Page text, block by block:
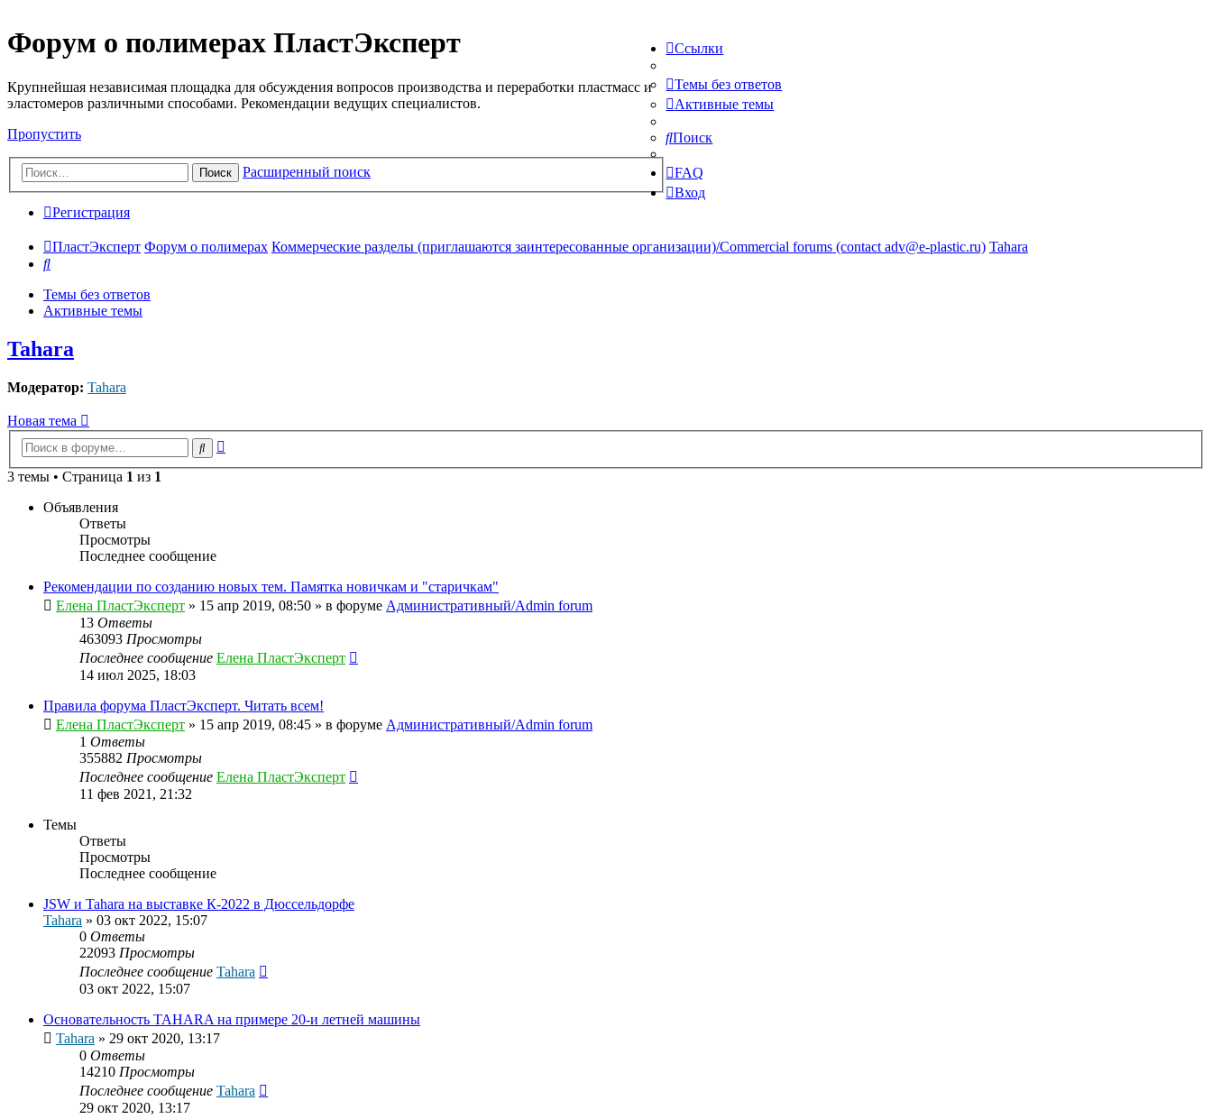
Форум о полимерах ПластЭксперт
Крупнейшая независимая площадка для обсуждения вопросов производства и переработки пластмасс и
эластомеров различными способами. Рекомендации ведущих специалистов.
Пропустить
Поиск Расширенный поиск
Ссылки
Темы без ответов
Активные темы
Поиск
FAQ
Вход
Регистрация
ПластЭксперт Форум о полимерах Коммерческие разделы (приглашаются заинтересованные организации)/Commercial forums (contact adv@e-plastic.ru) Tahara
Поиск
Темы без ответов
Активные темы
Tahara
Модератор: Tahara
Новая тема
Поиск
3 темы • Страница 1 из 1
Объявления
Ответы
Просмотры
Последнее сообщение
Рекомендации по созданию новых тем. Памятка новичкам и "старичкам"
Елена ПластЭксперт » 15 апр 2019, 08:50 » в форуме Административный/Admin forum
13 Ответы
463093 Просмотры
Последнее сообщение Елена ПластЭксперт
14 июл 2025, 18:03
Правила форума ПластЭксперт. Читать всем!
Елена ПластЭксперт » 15 апр 2019, 08:45 » в форуме Административный/Admin forum
1 Ответы
355882 Просмотры
Последнее сообщение Елена ПластЭксперт
11 фев 2021, 21:32
Темы
Ответы
Просмотры
Последнее сообщение
JSW и Tahara на выставке К-2022 в Дюссельдорфе
Tahara » 03 окт 2022, 15:07
0 Ответы
22093 Просмотры
Последнее сообщение Tahara
03 окт 2022, 15:07
Основательность TAHARA на примере 20-и летней машины
Tahara » 29 окт 2020, 13:17
0 Ответы
14210 Просмотры
Последнее сообщение Tahara
29 окт 2020, 13:17